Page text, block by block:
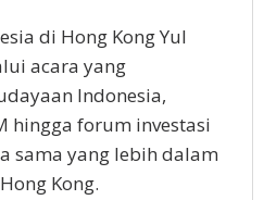
di Hong Kong Yul
acara yang
Indonesia,
hingga forum investasi
sama yang lebih dalam
Kong.